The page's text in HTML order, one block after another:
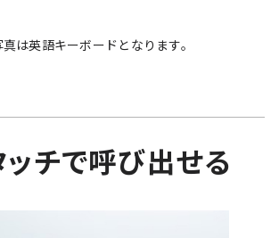
は英語キーボードとなります。
ッチで呼び出せる